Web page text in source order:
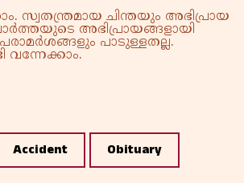
സ്വതന്ത്രമായ ചിന്തയും അഭിപ്രായ
അഭിപ്രായങ്ങളായി
പാടുള്ളതല്ല.
വന്നേക്കാം.
Accident Obituary